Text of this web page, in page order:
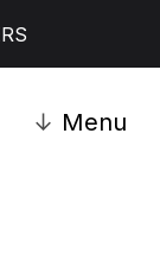
↓ Menu